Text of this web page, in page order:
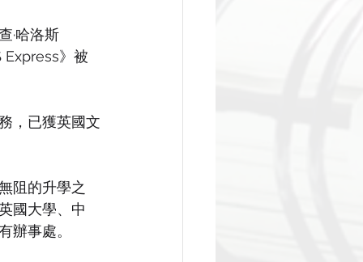
·哈洛斯
Express》被
，已獲英國文
阻的升學之
國大學、中
辦事處。